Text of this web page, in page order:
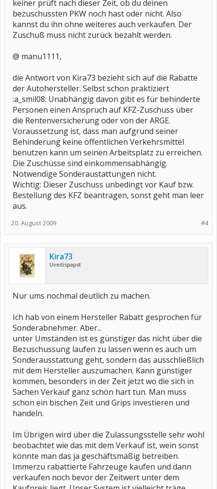
keiner prüft nach dieser Zeit, ob du deinen
bezuschussten PKW noch hast oder nicht. Also
kannst du ihn ohne weiteres auch verkaufen. Der
Zuschuß muss nicht zurück bezahlt werden.
@ manu1111,
die Antwort von Kira73 bezieht sich auf die Rabatte
der Autohersteller. Selbst schon praktiziert
:a_smil08: Unabhängig davon gibt es für behinderte
Personen einen Anspruch auf KFZ-Zuschuss über
die Rentenversicherung oder von der ARGE.
Voraussetzung ist, dass man aufgrund seiner
Behinderung keine öffentlichen Verkehrsmittel
benutzen kann um seinen Arbeitsplatz zu erreichen.
Die Zuschüsse sind einkommensabhängig.
Notwendige Sonderaustattungen nicht.
Wichtig: Dieser Zuschuss unbedingt vor Kauf bzw.
Bestellung des KFZ beantragen, sonst geht man leer
aus.
#4
20. August 2009
Kira73
Uveitispapst
Nur ums nochmal deutlich zu machen.
Ich hab von einem Hersteller Rabatt gesprochen für
Sonderabnehmer. Aber...
unter Umständen ist es günstiger das nicht über die
Bezuschussung laufen zu lassen wenn es auch um
Sonderausstattung geht, sondern das ausschließlich
mit dem Hersteller auszumachen. Kann günstiger
kommen, besonders in der Zeit jetzt wo die sich in
Sachen Verkauf ganz schön hart tun. Man muss
schon ein bischen Zeit und Grips investieren und
handeln.
Im Übrigen wird über die Zulassungsstelle sehr wohl
beobachtet wie das mit dem Verkauf ist, wein sonst
könnte man das ja geschäftsmäßig betreiben.
Immerzu rabattierte Fahrzeuge kaufen und dann
verkaufen noch bevor der Zeitwert unter dem